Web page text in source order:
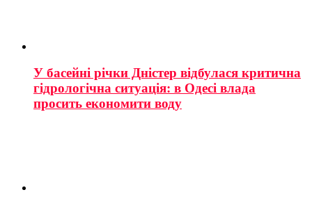
У басейні річки Дністер відбулася критична
гідрологічна ситуація: в Одесі влада
просить економити воду